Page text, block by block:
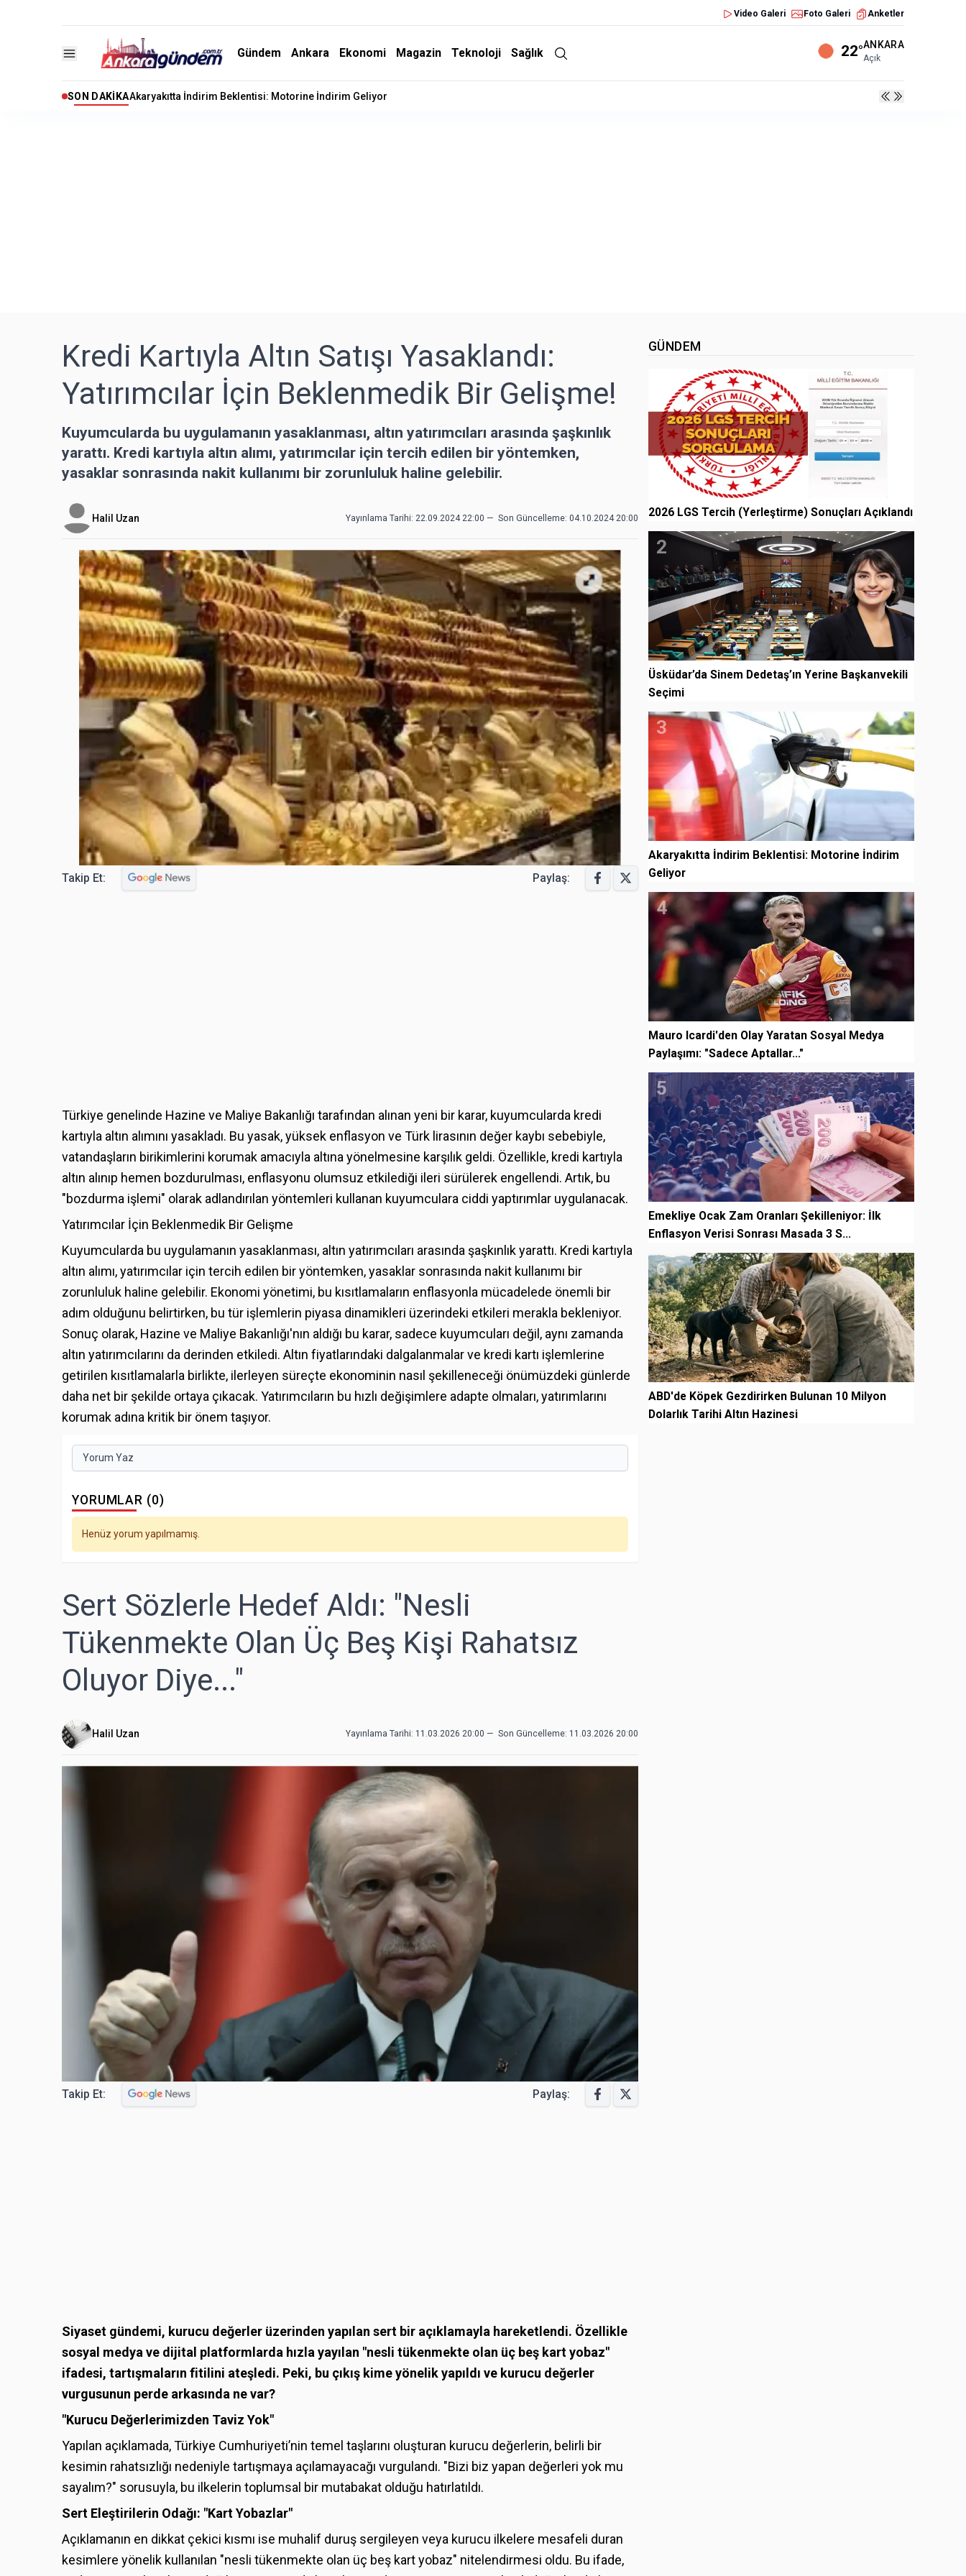
Video Galeri Foto Galeri Anketler
Gündem Ankara Ekonomi Magazin Teknoloji Sağlık 22°ANKARA
Açık
SON DAKIKAAkaryakıtta İndirim Beklentisi: Motorine İndirim Geliyor
Kredi Kartıyla Altın Satışı Yasaklandı:
Yatırımcılar İçin Beklenmedik Bir Gelişme!
Kuyumcularda bu uygulamanın yasaklanması, altın yatırımcıları arasında şaşkınlık
yarattı. Kredi kartıyla altın alımı, yatırımcılar için tercih edilen bir yöntemken,
yasaklar sonrasında nakit kullanımı bir zorunluluk haline gelebilir.
Halil Uzan Yayınlama Tarihi: 22.09.2024 22:00 — Son Güncelleme: 04.10.2024 20:00
Takip Et: Paylaş:
Türkiye genelinde Hazine ve Maliye Bakanlığı tarafından alınan yeni bir karar, kuyumcularda kredi
kartıyla altın alımını yasakladı. Bu yasak, yüksek enflasyon ve Türk lirasının değer kaybı sebebiyle,
vatandaşların birikimlerini korumak amacıyla altına yönelmesine karşılık geldi. Özellikle, kredi kartıyla
altın alınıp hemen bozdurulması, enflasyonu olumsuz etkilediği ileri sürülerek engellendi. Artık, bu
"bozdurma işlemi" olarak adlandırılan yöntemleri kullanan kuyumculara ciddi yaptırımlar uygulanacak.
Yatırımcılar İçin Beklenmedik Bir Gelişme
Kuyumcularda bu uygulamanın yasaklanması, altın yatırımcıları arasında şaşkınlık yarattı. Kredi kartıyla
altın alımı, yatırımcılar için tercih edilen bir yöntemken, yasaklar sonrasında nakit kullanımı bir
zorunluluk haline gelebilir. Ekonomi yönetimi, bu kısıtlamaların enflasyonla mücadelede önemli bir
adım olduğunu belirtirken, bu tür işlemlerin piyasa dinamikleri üzerindeki etkileri merakla bekleniyor.
Sonuç olarak, Hazine ve Maliye Bakanlığı'nın aldığı bu karar, sadece kuyumcuları değil, aynı zamanda
altın yatırımcılarını da derinden etkiledi. Altın fiyatlarındaki dalgalanmalar ve kredi kartı işlemlerine
getirilen kısıtlamalarla birlikte, ilerleyen süreçte ekonominin nasıl şekilleneceği önümüzdeki günlerde
daha net bir şekilde ortaya çıkacak. Yatırımcıların bu hızlı değişimlere adapte olmaları, yatırımlarını
korumak adına kritik bir önem taşıyor.
Yorum Yaz
YORUMLAR (0)
Henüz yorum yapılmamış.
Sert Sözlerle Hedef Aldı: "Nesli
Tükenmekte Olan Üç Beş Kişi Rahatsız
Oluyor Diye..."
Halil Uzan Yayınlama Tarihi: 11.03.2026 20:00 — Son Güncelleme: 11.03.2026 20:00
Takip Et: Paylaş:
Siyaset gündemi, kurucu değerler üzerinden yapılan sert bir açıklamayla hareketlendi. Özellikle
sosyal medya ve dijital platformlarda hızla yayılan "nesli tükenmekte olan üç beş kart yobaz"
ifadesi, tartışmaların fitilini ateşledi. Peki, bu çıkış kime yönelik yapıldı ve kurucu değerler
vurgusunun perde arkasında ne var?
"Kurucu Değerlerimizden Taviz Yok"
Yapılan açıklamada, Türkiye Cumhuriyeti’nin temel taşlarını oluşturan kurucu değerlerin, belirli bir
kesimin rahatsızlığı nedeniyle tartışmaya açılamayacağı vurgulandı. "Bizi biz yapan değerleri yok mu
sayalım?" sorusuyla, bu ilkelerin toplumsal bir mutabakat olduğu hatırlatıldı.
Sert Eleştirilerin Odağı: "Kart Yobazlar"
Açıklamanın en dikkat çekici kısmı ise muhalif duruş sergileyen veya kurucu ilkelere mesafeli duran
kesimlere yönelik kullanılan "nesli tükenmekte olan üç beş kart yobaz" nitelendirmesi oldu. Bu ifade,
GÜNDEM
2026 LGS Tercih (Yerleştirme) Sonuçları Açıklandı
2
Üsküdar’da Sinem Dedetaş’ın Yerine Başkanvekili
Seçimi
3
Akaryakıtta İndirim Beklentisi: Motorine İndirim
Geliyor
4
Mauro Icardi'den Olay Yaratan Sosyal Medya
Paylaşımı: "Sadece Aptallar..."
5
Emekliye Ocak Zam Oranları Şekilleniyor: İlk
Enflasyon Verisi Sonrası Masada 3 S...
6
ABD'de Köpek Gezdirirken Bulunan 10 Milyon
Dolarlık Tarihi Altın Hazinesi